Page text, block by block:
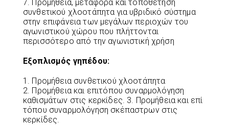
7. Προμήθεια, μεταφορά και τοποθέτηση
συνθετικού χλοοτάπητα για υβριδικό σύστημα
στην επιφάνεια των μεγάλων περιοχών του
αγωνιστικού χώρου που πλήττονται
περισσότερο από την αγωνιστική χρήση
Εξοπλισμός γηπέδου:
1. Προμήθεια συνθετικού χλοοτάπητα
2. Προμήθεια και επιτόπου συναρμολόγηση
καθισμάτων στις κερκίδες. 3. Προμήθεια και επί
τόπου συναρμολόγηση σκέπαστρων στις
κερκίδες.